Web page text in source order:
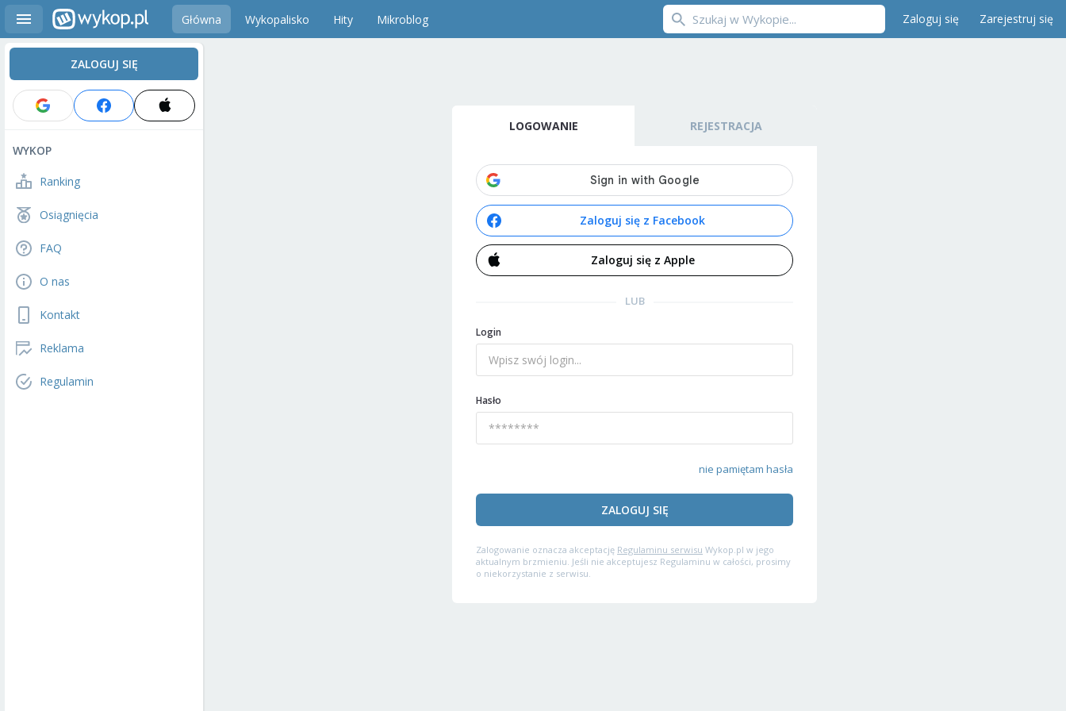
Główna Wykopalisko Hity Mikroblog Zaloguj się Zarejestruj się
ZALOGUJ SIĘ
WYKOP
Ranking
Osiągnięcia
FAQ
O nas
Kontakt
Reklama
Regulamin
LOGOWANIE REJESTRACJA
Zaloguj się z Facebook
Zaloguj się z Apple
LUB
Login
Hasło
nie pamiętam hasła
ZALOGUJ SIĘ
Zalogowanie oznacza akceptację Regulaminu serwisu Wykop.pl w jego
aktualnym brzmieniu. Jeśli nie akceptujesz Regulaminu w całości, prosimy
o niekorzystanie z serwisu.